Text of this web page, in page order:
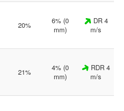
20%
6% (0
mm)
DR 4
m/s
21%
4% (0
mm)
RDR 4
m/s